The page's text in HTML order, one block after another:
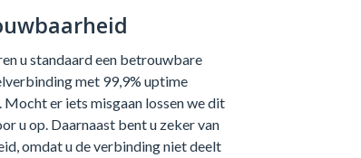
u standaard een betrouwbare
met 99,9% uptime
Mocht er iets misgaan lossen we dit
u op. Daarnaast bent u zeker van
omdat u de verbinding niet deelt